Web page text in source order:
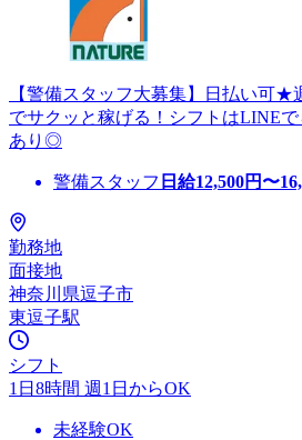
【警備スタッフ大募集】日払い可★
でサクッと稼げる！シフトはLINE
あり◎
警備スタッフ 日給12,500円〜
勤務地
面接地
神奈川県逗子市
東逗子駅
シフト
1日8時間 週1日からOK
未経験OK